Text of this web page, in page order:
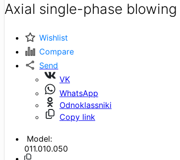
Axial single-phase
Wishlist
Compare
Send
VK
WhatsApp
Odnoklassniki
Copy link
Model:
011.010.050